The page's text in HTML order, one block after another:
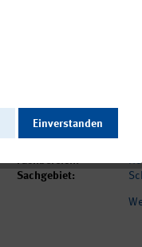
Webcode:
Fachbereich:
Sachgebiet:
Einverstanden